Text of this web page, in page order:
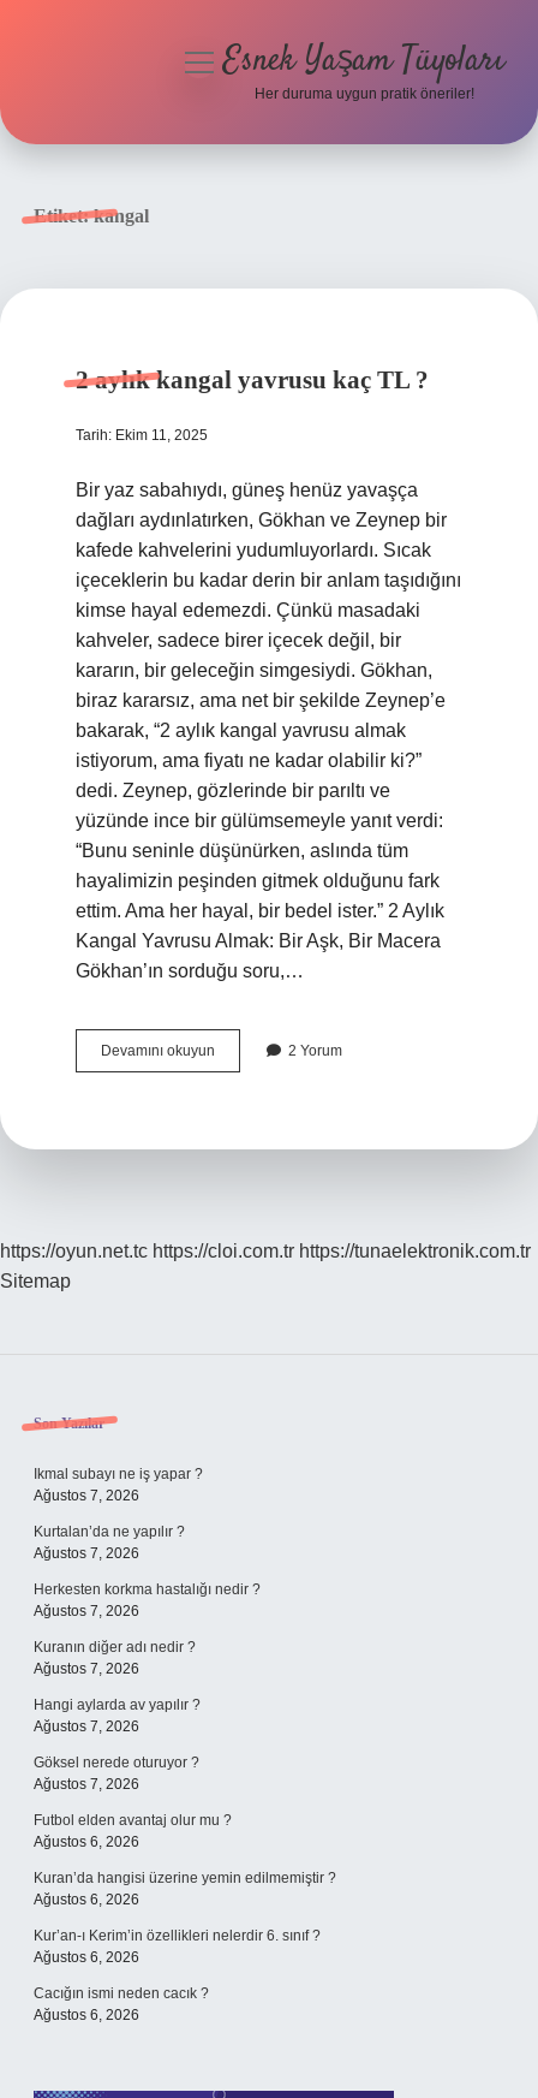
menüyüEsnek Yaşam Tüyoları
Her duruma uygun pratik öneriler!
Etiket:kangal
2 aylık kangal yavrusu kaç TL ?
Tarih: Ekim 11, 2025
Bir yaz sabahıydı, güneş henüz yavaşça
dağları aydınlatırken, Gökhan ve Zeynep bir
kafede kahvelerini yudumluyorlardı. Sıcak
içeceklerin bu kadar derin bir anlam taşıdığını
kimse hayal edemezdi. Çünkü masadaki
kahveler, sadece birer içecek değil, bir
kararın, bir geleceğin simgesiydi. Gökhan,
biraz kararsız, ama net bir şekilde Zeynep’e
bakarak, “2 aylık kangal yavrusu almak
istiyorum, ama fiyatı ne kadar olabilir ki?”
dedi. Zeynep, gözlerinde bir parıltı ve
yüzünde ince bir gülümsemeyle yanıt verdi:
“Bunu seninle düşünürken, aslında tüm
hayalimizin peşinden gitmek olduğunu fark
ettim. Ama her hayal, bir bedel ister.” 2 Aylık
Kangal Yavrusu Almak: Bir Aşk, Bir Macera
Gökhan’ın sorduğu soru,…
Devamını okuyun
aylık
2 Yorum
https://oyun.net.tc https://cloi.com.tr https://tunaelektronik.com.tr
Sitemap
Sidebar
Son Yazılar
Ikmal subayı ne iş yapar ?
Ağustos 7, 2026
Kurtalan’da ne yapılır ?
Ağustos 7, 2026
Herkesten korkma hastalığı nedir ?
Ağustos 7, 2026
Kuranın diğer adı nedir ?
Ağustos 7, 2026
Hangi aylarda av yapılır ?
Ağustos 7, 2026
Göksel nerede oturuyor ?
Ağustos 7, 2026
Futbol elden avantaj olur mu ?
Ağustos 6, 2026
Kuran’da hangisi üzerine yemin edilmemiştir ?
Ağustos 6, 2026
Kur’an-ı Kerim’in özellikleri nelerdir 6. sınıf ?
Ağustos 6, 2026
Cacığın ismi neden cacık ?
Ağustos 6, 2026